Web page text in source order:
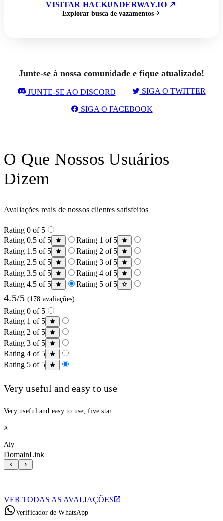
VISITAR HACKUNDERWAY.IO
Explorar busca de vazamentos
Junte-se à nossa comunidade e fique atualizado!
JUNTE-SE AO DISCORD SIGA O TWITTER
SIGA O FACEBOOK
O Que Nossos Usuários
Dizem
Avaliações reais de nossos clientes satisfeitos
Rating 0 of 5
Rating 0.5 of 5
Rating 1 of 5
Rating 1.5 of 5
Rating 2 of 5
Rating 2.5 of 5
Rating 3 of 5
Rating 3.5 of 5
Rating 4 of 5
Rating 4.5 of 5
Rating 5 of 5
4.5/5 (178 avaliações)
Rating 0 of 5
Rating 1 of 5
Rating 2 of 5
Rating 3 of 5
Rating 4 of 5
Rating 5 of 5
Very useful and easy to use
Very useful and easy to use, five star
A
Aly
DomainLink
VER TODAS AS AVALIAÇÕES
Verificador de WhatsApp